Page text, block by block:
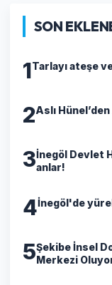
SON
1Tarlayı ateşe
2Aslı
3İnegöl Devlet
anlar!
4İnegöl'de
5Şekibe İnsel
Merkezi